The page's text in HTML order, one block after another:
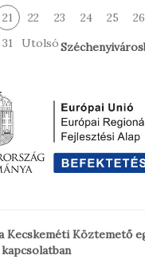
21 22 23 24 25 26
31 Utolsó
Kecskeméti Köztemető